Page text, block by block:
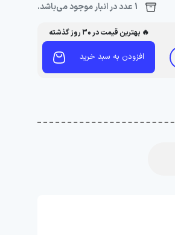
1 عدد در انبار موجود می‌باشد.
🔥 بهترین قیمت در ۳۰ روز گذشته
افزودن به سبد خرید